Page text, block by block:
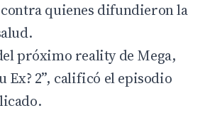
contra quienes difundieron la
próximo reality de Mega,
Ex? 2”, calificó el episodio